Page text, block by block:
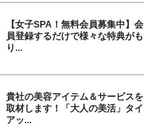
【女子SPA！無料会員募集中】会
員登録するだけで様々な特典がも
り...
貴社の美容アイテム＆サービスを
取材します！「大人の美活」タイ
アッ...